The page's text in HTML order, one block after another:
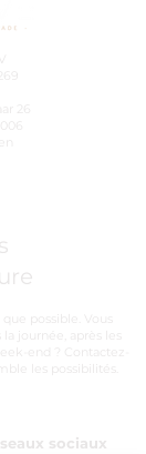
26
possible. Vous
journée, après les
end ? Contactez-
les possibilités.
sociaux